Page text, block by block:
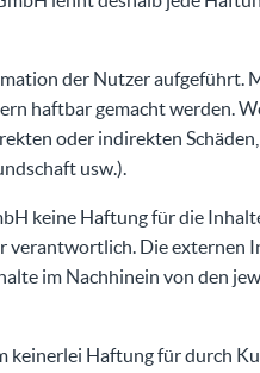
der Nutzer aufgeführt.
haftbar gemacht werden.
oder indirekten
usw.).
keine Haftung für die
Die externen
im Nachhinein von den
Haftung für durch